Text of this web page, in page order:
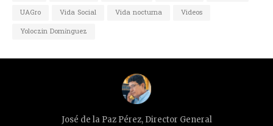
UAGro
Vida Social Vida nocturna
Videos
Yoloczin Domínguez
José de la Paz Pérez, Director General